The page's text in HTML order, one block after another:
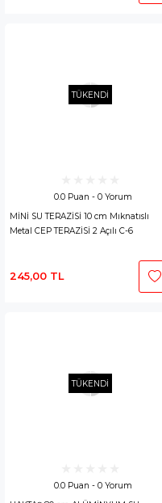
TÜKENDİ
0.0 Puan - 0 Yorum
MİNİ SU TERAZİSİ 10 cm Mıknatıslı
Metal CEP TERAZİSİ 2 Açılı C-6
245,00 TL
TÜKENDİ
0.0 Puan - 0 Yorum